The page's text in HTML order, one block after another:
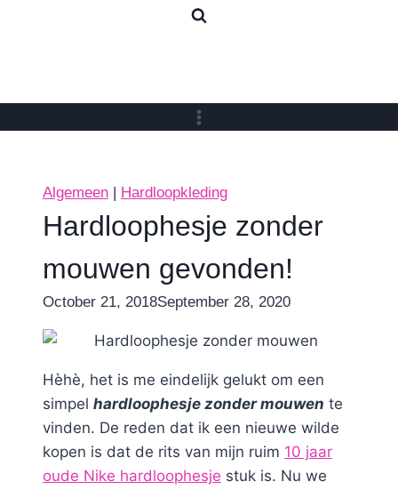
Algemeen Hardloopkleding
Hardloophesje zonder
mouwen gevonden!
ByNicole
October 21, 2018September 28, 2020
Hèhè, het is me eindelijk gelukt om een
simpel hardloophesje zonder mouwen te
vinden. De reden dat ik een nieuwe wilde
kopen is dat de rits van mijn ruim 10 jaar
oude Nike hardloophesje stuk is. Nu we